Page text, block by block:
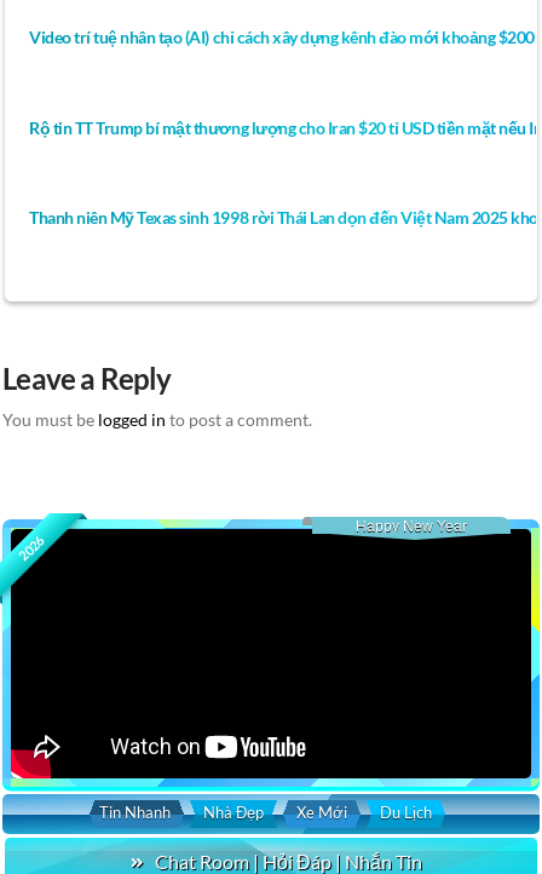
Video trí tuệ nhân tạo (AI) chỉ cách xây dựng kênh đào mới khoảng
Rộ tin TT Trump bí mật thương lượng cho Iran $20 tỉ USD tiền mặt nếu
Thanh niên Mỹ Texas sinh 1998 rời Thái Lan dọn đến Việt Nam 2025
Leave a Reply
You must be logged in to post a comment.
2026
Happy New Year
Tin Nhanh Nhà Đẹp Xe Mới Du Lịch
Chat Room | Hỏi Đáp | Nhắn Tin